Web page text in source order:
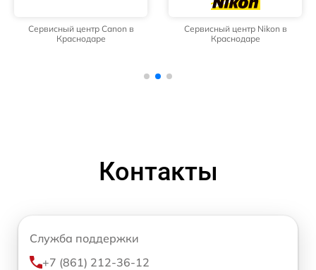
Сервисный центр Canon в
Краснодаре
Сервисный центр Nikon в
Краснодаре
Контакты
Служба поддержки
+7 (861) 212-36-12